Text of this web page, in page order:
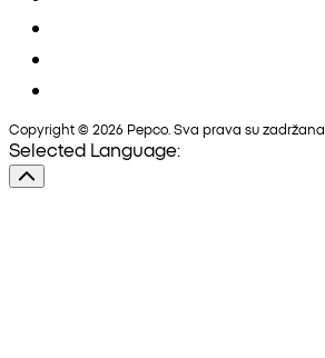
Copyright © 2026 Pepco. Sva prava su zadržana.
Selected Language: